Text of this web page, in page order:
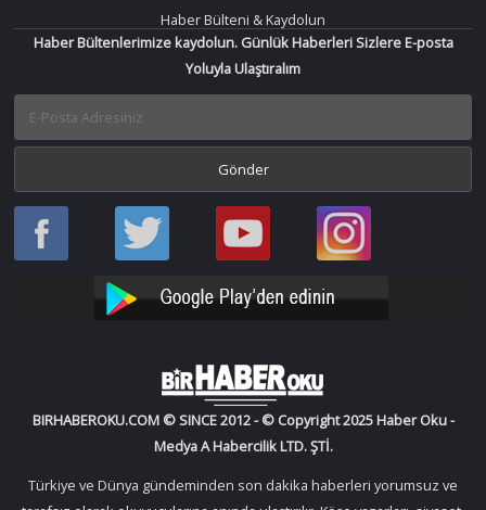
Haber Bülteni & Kaydolun
Haber Bültenlerimize kaydolun. Günlük Haberleri Sizlere E-posta
Yoluyla Ulaştıralım
Haber
Oku
Haber
Oku
Bir
Haber
YouTube
Bir
Haber
Instagram
BIRHABEROKU.COM © SINCE 2012 - © Copyright 2025 Haber Oku -
Medya A Habercilik LTD. ŞTİ.
Türkiye ve Dünya gündeminden son dakika haberleri yorumsuz ve